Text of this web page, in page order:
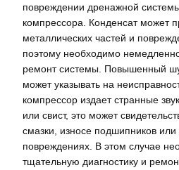
повреждении дренажной
компрессора. Конденсат может
металлических частей и
поэтому необходимо
ремонт системы. Повышенный
может указывать на
компрессор издает странные
или свист, это может
смазки, износе подшипников или
повреждениях. В этом случае
тщательную диагностику и